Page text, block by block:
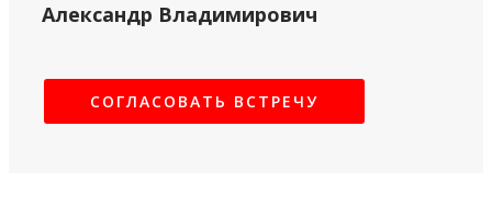
Александр Владимирович
СОГЛАСОВАТЬ ВСТРЕЧУ